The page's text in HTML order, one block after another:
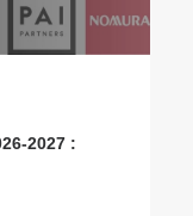
2027 :